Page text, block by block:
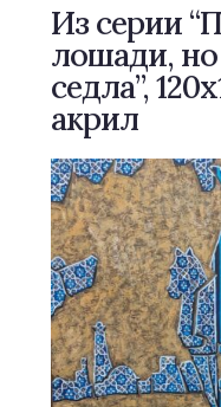
Из серии
лошади, но
седла”,
акрил